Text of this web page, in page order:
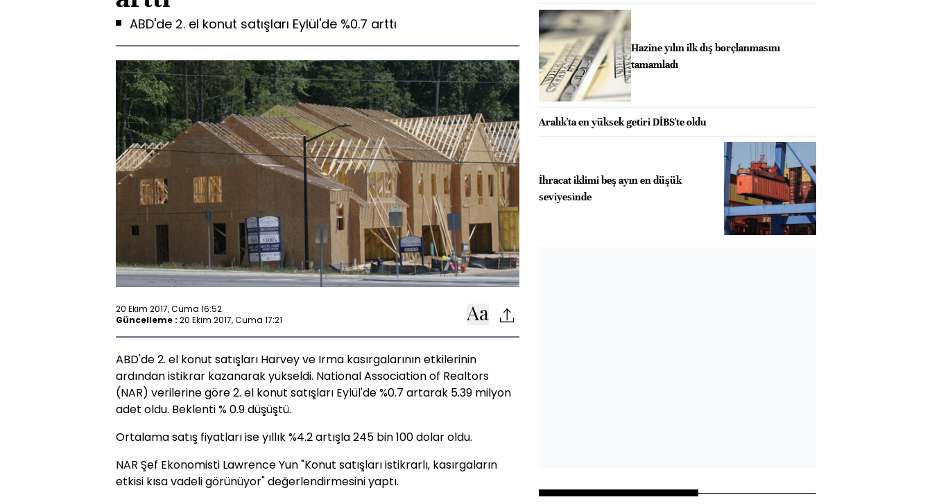
ABD'de 2. el konut satışları Eylül'de %0.7 arttı
20 Ekim 2017, Cuma 16:52
Güncelleme : 20 Ekim 2017, Cuma 17:21
ABD'de 2. el konut satışları Harvey ve Irma kasırgalarının etkilerinin
ardından istikrar kazanarak yükseldi. National Association of Realtors
(NAR) verilerine göre 2. el konut satışları Eylül'de %0.7 artarak 5.39 milyon
adet oldu. Beklenti % 0.9 düşüştü.
Ortalama satış fiyatları ise yıllık %4.2 artışla 245 bin 100 dolar oldu.
NAR Şef Ekonomisti Lawrence Yun "Konut satışları istikrarlı, kasırgaların
etkisi kısa vadeli görünüyor" değerlendirmesini yaptı.
Hazine yılın ilk dış borçlanmasını
tamamladı
Aralık'ta en yüksek getiri DİBS'te oldu
İhracat iklimi beş ayın en düşük
seviyesinde